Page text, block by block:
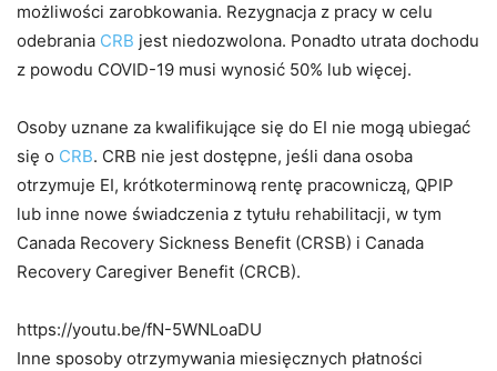
możliwości zarobkowania. Rezygnacja z pracy w celu
odebrania CRB jest niedozwolona. Ponadto utrata dochodu
z powodu COVID-19 musi wynosić 50% lub więcej.
Osoby uznane za kwalifikujące się do EI nie mogą ubiegać
się o CRB. CRB nie jest dostępne, jeśli dana osoba
otrzymuje EI, krótkoterminową rentę pracowniczą, QPIP
lub inne nowe świadczenia z tytułu rehabilitacji, w tym
Canada Recovery Sickness Benefit (CRSB) i Canada
Recovery Caregiver Benefit (CRCB).
https://youtu.be/fN-5WNLoaDU
Inne sposoby otrzymywania miesięcznych płatności